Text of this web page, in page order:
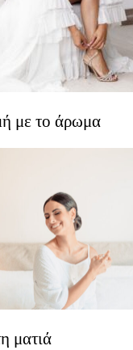
με το άρωμα
ματιά